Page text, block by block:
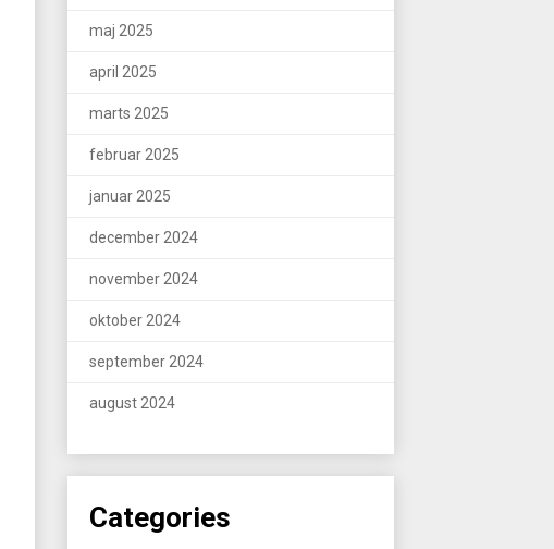
maj 2025
april 2025
marts 2025
februar 2025
januar 2025
december 2024
november 2024
oktober 2024
september 2024
august 2024
Categories